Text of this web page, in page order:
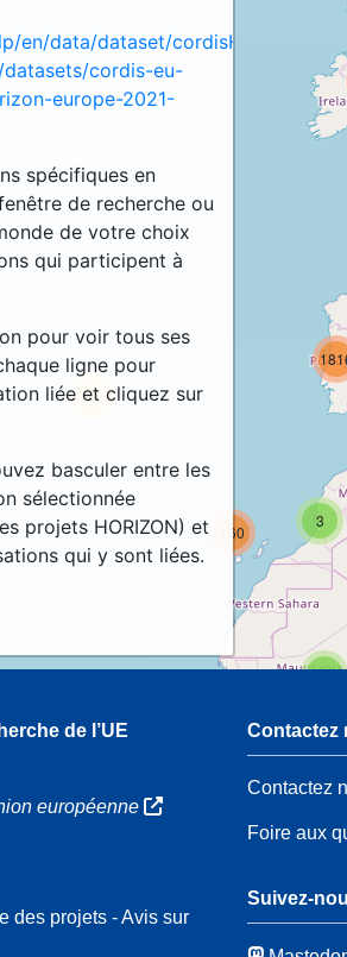
en/data/dataset/
cordis-eu-
europe-2021-
spécifiques en
de recherche ou
de votre choix
qui participent à
pour voir tous ses
ligne pour
liée et cliquez sur
basculer entre les
sélectionnée
projets HORIZON) et
qui y sont liées.
2
21
3
44
160
de l’UE
européenne
des projets - Avis sur
Contactez
Contactez
Foire aux
Suivez-